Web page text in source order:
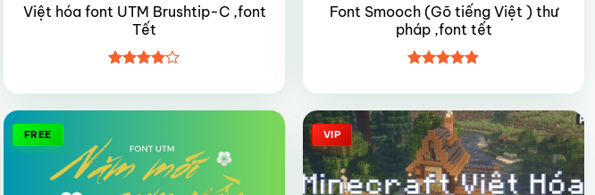
Việt hóa font UTM Brushtip-C ,font
Tết
xếp hạng
Font Smooch (Gõ tiếng Việt ) thư
pháp ,font tết
hạng4.85
FREE VIP